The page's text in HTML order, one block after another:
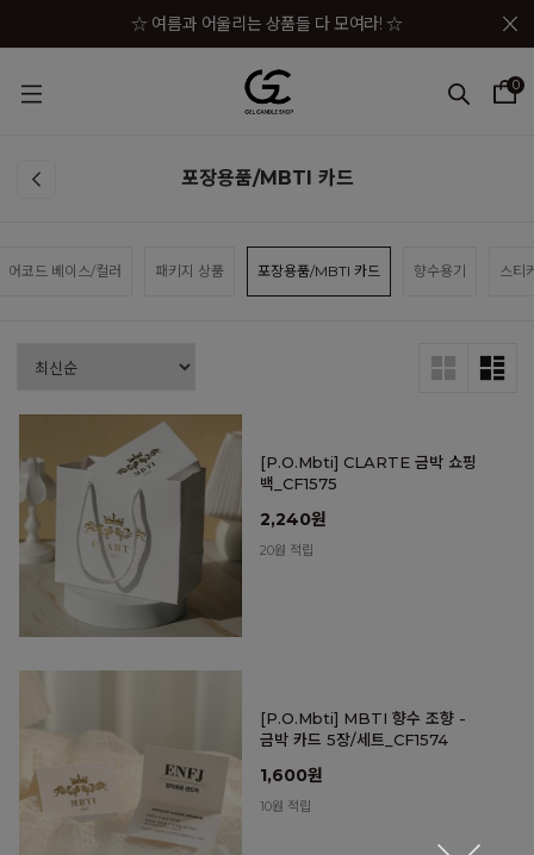
☆ 여름과 어울리는 상품들 다 모여라! ☆
☆★ 젤캔들샵 세일 상품이 한자리에! ☆★
☆★☆ 젤캔들샵 혜택 모음 바로가기 ☆★☆
☆★☆★ 구매금액별 사은품이 펑펑! ☆★☆★
0
포장용품/MBTI 카드
어코드 베이스/컬러 패키지 상품 포장용품/MBTI 카드 향수용기 스티
[P.O.Mbti] CLARTE 금박 쇼핑
백_CF1575
2,240원
20원 적립
[P.O.Mbti] MBTI 향수 조향 -
금박 카드 5장/세트_CF1574
1,600원
10원 적립